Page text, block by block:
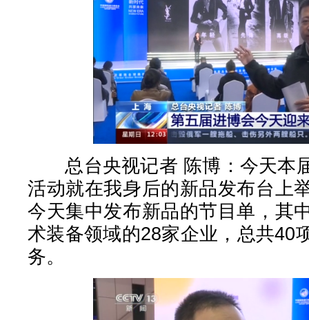
总台央视记者 陈博：今天本
活动就在我身后的新品发布台上
今天集中发布新品的节目单，其
术装备领域的28家企业，总共40
务。